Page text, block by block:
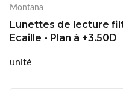
Montana
Lunettes de lecture
Ecaille - Plan à +3.50D
unité